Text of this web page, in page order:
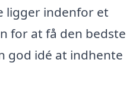
ligger indenfor et
for at få den bedste
god idé at indhente